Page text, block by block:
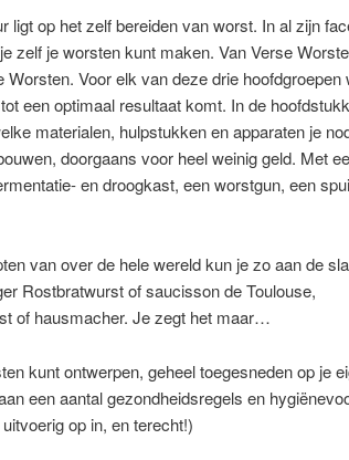
ligt op het zelf bereiden van worst. In al zijn
zelf je worsten kunt maken. Van Verse
Voor elk van deze drie hoofdgroepen
een optimaal resultaat komt. In de
materialen, hulpstukken en apparaten je
doorgaans voor heel weinig geld. Met
en droogkast, een worstgun, een
van over de hele wereld kun je zo aan de
Rostbratwurst of saucisson de Toulouse,
of hausmacher. Je zegt het maar…
kunt ontwerpen, geheel toegesneden op je
een aantal gezondheidsregels en
op in, en terecht!)